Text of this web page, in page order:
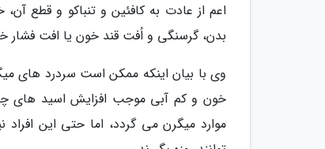
اعم از عادت به کافئین و تنباکو و قطع
بدن، گرسنگی و اُفت قند خون یا افت فشار
وی با بیان اینکه ممکن است سردرد های
خون و کم آبی موجب افزایش اسید های
موارد میگرن می گردد، اما حتی این